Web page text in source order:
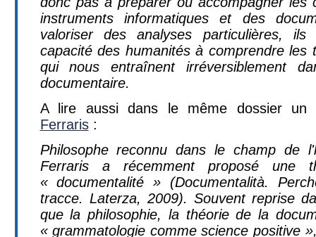
instruments informatiques et des
valoriser des analyses particulières,
capacité des humanités à comprendre les
qui nous entraînent irréversiblement
documentaire.
A lire aussi dans le même dossier un
Ferraris:
Philosophe reconnu dans le champ de
Ferraris a récemment proposé une
« documentalité » (Documentalità.
tracce. Laterza, 2009). Souvent reprise
que la philosophie, la théorie de la
« grammatologie comme science positive